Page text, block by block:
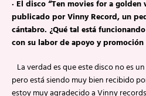
· El disco “Ten movies for a golden
publicado por Vinny Record, un
cántabro. ¿Qué tal está
con su labor de apoyo y promoción
La verdad es que este disco no es
pero está siendo muy bien recibido